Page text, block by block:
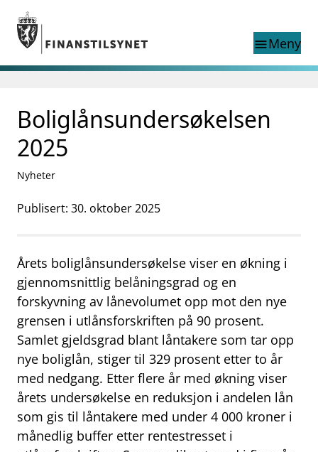
Gå til hovedinnhold
Gå til søkesiden
menuMeny
nettstedet
language
exist in English
Aktuelt
Finanstilsynets registre
businessOm Finanstilsynet
mail_outlineKontakt oss
work_outlineJobb hos oss
dashboard Informasjon for investorer
notifications_noneAbonner på nyhetsvarsel
Boliglånsundersøkelsen
2025
Nyheter
Publisert: 30. oktober 2025
Årets boliglånsundersøkelse viser en økning i
gjennomsnittlig belåningsgrad og en
forskyvning av lånevolumet opp mot den nye
grensen i utlånsforskriften på 90 prosent.
Samlet gjeldsgrad blant låntakere som tar opp
nye boliglån, stiger til 329 prosent etter to år
med nedgang. Etter flere år med økning viser
årets undersøkelse en reduksjon i andelen lån
som gis til låntakere med under 4 000 kroner i
månedlig buffer etter rentestresset i